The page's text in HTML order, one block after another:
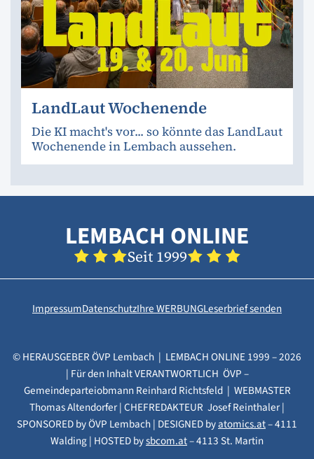
LandLaut Wochenende
Die KI macht's vor... so könnte das LandLaut
Wochenende in Lembach aussehen.
LEMBACH ONLINE
Seit 1999
ImpressumDatenschutzIhre WERBUNGLeserbrief senden
© HERAUSGEBER ÖVP Lembach | LEMBACH ONLINE 1999 – 2026
| Für den Inhalt VERANTWORTLICH ÖVP –
Gemeindeparteiobmann Reinhard Richtsfeld | WEBMASTER
Thomas Altendorfer | CHEFREDAKTEUR Josef Reinthaler |
SPONSORED by ÖVP Lembach | DESIGNED byatomics.at– 4111
Walding | HOSTED bysbcom.at– 4113 St. Martin